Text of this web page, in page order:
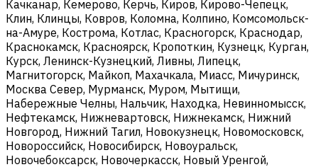
Качканар, Кемерово, Керчь, Киров, Кирово-Чепецк,
Клин, Клинцы, Ковров, Коломна, Колпино, Комсомольск-
на-Амуре, Кострома, Котлас, Красногорск, Краснодар,
Краснокамск, Красноярск, Кропоткин, Кузнецк, Курган,
Курск, Ленинск-Кузнецкий, Ливны, Липецк,
Магнитогорск, Майкоп, Махачкала, Миасс, Мичуринск,
Москва Север, Мурманск, Муром, Мытищи,
Набережные Челны, Нальчик, Находка, Невинномысск,
Нефтекамск, Нижневартовск, Нижнекамск, Нижний
Новгород, Нижний Тагил, Новокузнецк, Новомосковск,
Новороссийск, Новосибирск, Новоуральск,
Новочебоксарск, Новочеркасск, Новый Уренгой,